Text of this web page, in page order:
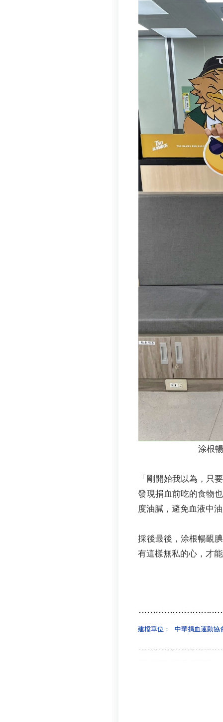
涂根
「剛開始我以為，只
發現捐血前吃的食物
度油膩，避免血液中
採後最後，涂根暢靦
有這樣無私的心，才
建檔單位： 中華捐血運動協